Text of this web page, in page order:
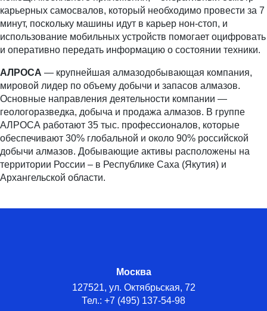
карьерных самосвалов, который необходимо провести за 7
минут, поскольку машины идут в карьер нон-стоп, и
использование мобильных устройств помогает оцифровать
и оперативно передать информацию о состоянии техники.
АЛРОСА — крупнейшая алмазодобывающая компания,
мировой лидер по объему добычи и запасов алмазов.
Основные направления деятельности компании —
геологоразведка, добыча и продажа алмазов. В группе
АЛРОСА работают 35 тыс. профессионалов, которые
обеспечивают 30% глобальной и около 90% российской
добычи алмазов. Добывающие активы расположены на
территории России – в Республике Саха (Якутия) и
Архангельской области.
Москва
127521, ул. Октябрьская, 72
Тел.: +7 (495) 137-54-98